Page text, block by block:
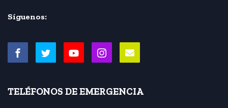
Síguenos:
TELÉFONOS DE EMERGENCIA